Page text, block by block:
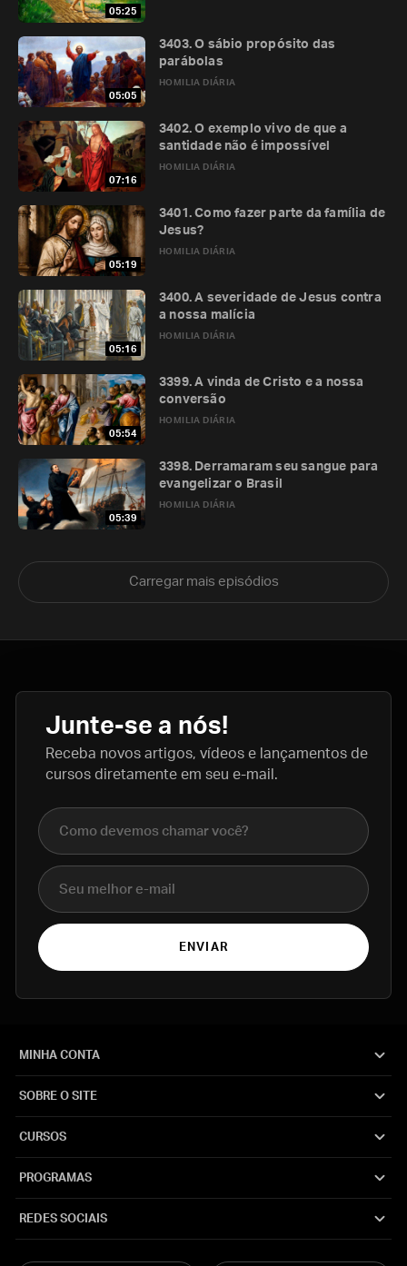
05:25
05:05
HOMILIA DIÁRIA
3403. O sábio propósito das
parábolas
07:16
HOMILIA DIÁRIA
3402. O exemplo vivo de que a
santidade não é impossível
05:19
HOMILIA DIÁRIA
3401. Como fazer parte da família de
Jesus?
05:16
HOMILIA DIÁRIA
3400. A severidade de Jesus contra
a nossa malícia
05:54
HOMILIA DIÁRIA
3399. A vinda de Cristo e a nossa
conversão
05:39
HOMILIA DIÁRIA
3398. Derramaram seu sangue para
evangelizar o Brasil
Carregar mais episódios
Junte-se a nós!
Receba novos artigos, vídeos e lançamentos de
cursos diretamente em seu e-mail.
Nome completo
E-mail
ENVIAR
MINHA CONTA
SOBRE O SITE
CURSOS
PROGRAMAS
REDES SOCIAIS